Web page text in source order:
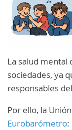
La salud mental
sociedades, ya
responsables
Por ello, la
Eurobarómetro: